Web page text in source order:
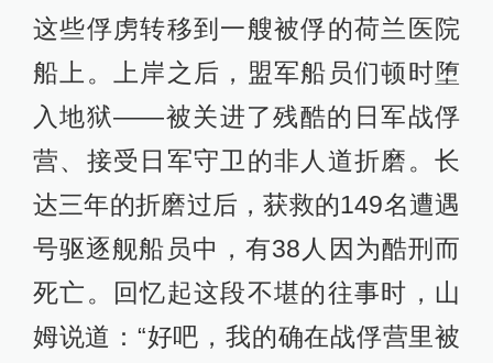
这些俘虏转移到一艘被俘的荷兰医院
船上。上岸之后，盟军船员们顿时堕
入地狱——被关进了残酷的日军战俘
营、接受日军守卫的非人道折磨。长
达三年的折磨过后，获救的149名遭遇
号驱逐舰船员中，有38人因为酷刑而
死亡。回忆起这段不堪的往事时，山
姆说道：“好吧，我的确在战俘营里被